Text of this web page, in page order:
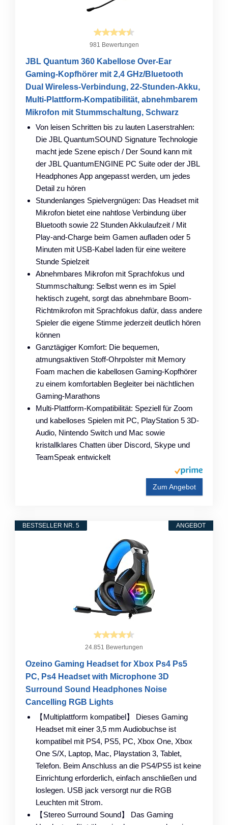
981 Bewertungen
JBL Quantum 360 Kabellose Over-Ear
Gaming-Kopfhörer mit 2,4 GHz/Bluetooth
Dual Wireless-Verbindung, 22-Stunden-Akku,
Multi-Plattform-Kompatibilität, abnehmbarem
Mikrofon mit Stummschaltung, Schwarz
Von leisen Schritten bis zu lauten Laserstrahlen:
Die JBL QuantumSOUND Signature Technologie
macht jede Szene episch / Der Sound kann mit
der JBL QuantumENGINE PC Suite oder der JBL
Headphones App angepasst werden, um jedes
Detail zu hören
Stundenlanges Spielvergnügen: Das Headset mit
Mikrofon bietet eine nahtlose Verbindung über
Bluetooth sowie 22 Stunden Akkulaufzeit / Mit
Play-and-Charge beim Gamen aufladen oder 5
Minuten mit USB-Kabel laden für eine weitere
Stunde Spielzeit
Abnehmbares Mikrofon mit Sprachfokus und
Stummschaltung: Selbst wenn es im Spiel
hektisch zugeht, sorgt das abnehmbare Boom-
Richtmikrofon mit Sprachfokus dafür, dass andere
Spieler die eigene Stimme jederzeit deutlich hören
können
Ganztägiger Komfort: Die bequemen,
atmungsaktiven Stoff-Ohrpolster mit Memory
Foam machen die kabellosen Gaming-Kopfhörer
zu einem komfortablen Begleiter bei nächtlichen
Gaming-Marathons
Multi-Plattform-Kompatibilität: Speziell für Zoom
und kabelloses Spielen mit PC, PlayStation 5 3D-
Audio, Nintendo Switch und Mac sowie
kristallklares Chatten über Discord, Skype und
TeamSpeak entwickelt
Zum Angebot
ANGEBOT
BESTSELLER NR. 5
24.851 Bewertungen
Ozeino Gaming Headset for Xbox Ps4 Ps5
PC, Ps4 Headset with Microphone 3D
Surround Sound Headphones Noise
Cancelling RGB Lights
【Multiplattform kompatibel】 Dieses Gaming
Headset mit einer 3,5 mm Audiobuchse ist
kompatibel mit PS4, PS5, PC, Xbox One, Xbox
One S/X, Laptop, Mac, Playstation 3, Tablet,
Telefon. Beim Anschluss an die PS4/PS5 ist keine
Einrichtung erforderlich, einfach anschließen und
loslegen. USB jack versorgt nur die RGB
Leuchten ​mit Strom.
【Stereo Surround Sound】 Das Gaming